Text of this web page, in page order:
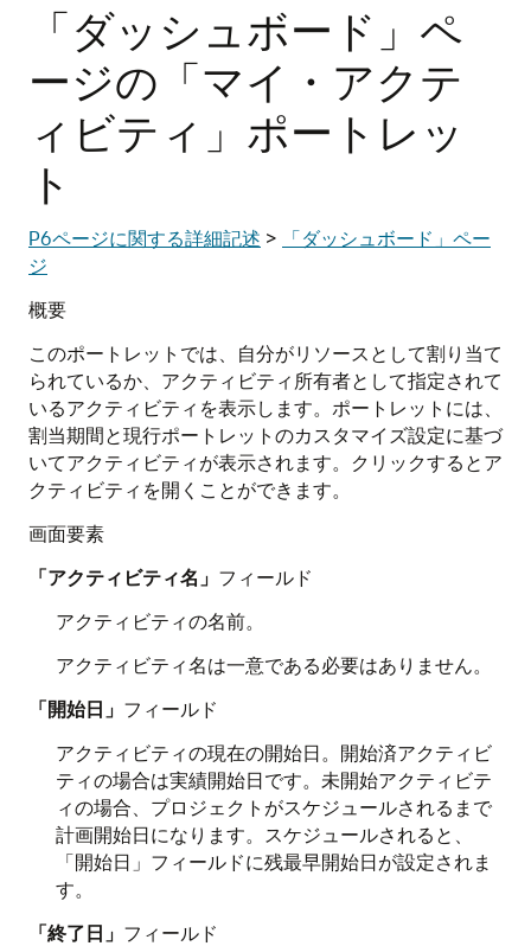
「ダッシュボード」ペ
ージの「マイ・アクテ
ィビティ」ポートレッ
ト
P6ページに関する詳細記述 >
「ダッシュボード」ペー
ジ
概要
このポートレットでは、自分がリソースとして割り当て
られているか、アクティビティ所有者として指定されて
いるアクティビティを表示します。ポートレットには、
割当期間と現行ポートレットのカスタマイズ設定に基づ
いてアクティビティが表示されます。クリックするとア
クティビティを開くことができます。
画面要素
「アクティビティ名」 フィールド
アクティビティの名前。
アクティビティ名は一意である必要はありません。
「開始日」 フィールド
アクティビティの現在の開始日。開始済アクティビ
ティの場合は実績開始日です。未開始アクティビテ
ィの場合、プロジェクトがスケジュールされるまで
計画開始日になります。スケジュールされると、
「開始日」フィールドに残最早開始日が設定されま
す。
「終了日」 フィールド